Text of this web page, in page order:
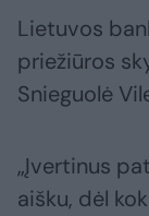
Lietuvos
priežiūros
Snieguolė
„Įvertinus
aišku, dėl